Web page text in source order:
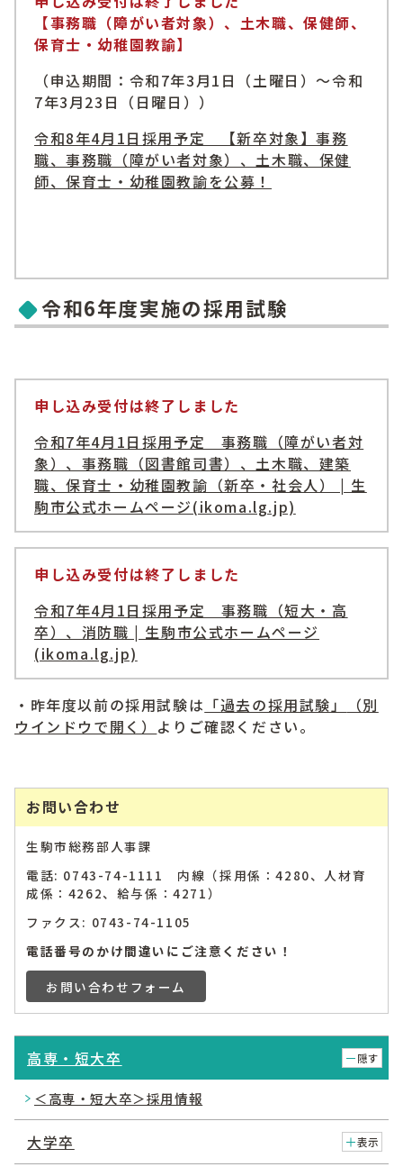
【事務職（障がい者対象）、土木職、保健師、
保育士・幼稚園教諭】
（申込期間：令和7年3月1日（土曜日）～令和
7年3月23日（日曜日））
令和8年4月1日採用予定 【新卒対象】事務
職、事務職（障がい者対象）、土木職、保健
師、保育士・幼稚園教諭を公募！
令和6年度実施の採用試験
申し込み受付は終了しました
令和7年4月1日採用予定 事務職（障がい者対
象）、事務職（図書館司書）、土木職、建築
職、保育士・幼稚園教諭（新卒・社会人） | 生
駒市公式ホームページ(ikoma.lg.jp)
申し込み受付は終了しました
令和7年4月1日採用予定 事務職（短大・高
卒）、消防職 | 生駒市公式ホームページ
(ikoma.lg.jp)
・昨年度以前の採用試験は 「過去の採用試験」
（別
ウインドウで開く） よりご確認ください。
お問い合わせ
生駒市総務部人事課
電話: 0743-74-1111 内線（採用係：4280、人材育
成係：4262、給与係：4271）
ファクス: 0743-74-1105
電話番号のかけ間違いにご注意ください！
お問い合わせフォーム
高専・短大卒 隠す
＜高専・短大卒＞採用情報
大学卒 表示